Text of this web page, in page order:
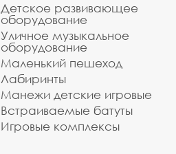
Детское развивающее
оборудование
Уличное музыкальное
оборудование
Маленький пешеход
Лабиринты
Манежи детские игровые
Встраиваемые батуты
Игровые комплексы